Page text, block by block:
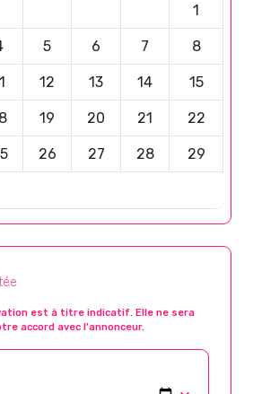
1
5 6 7 8
12 13 14 15
19 20 21 22
26 27 28 29
est à titre indicatif. Elle ne sera
accord avec l’annonceur.